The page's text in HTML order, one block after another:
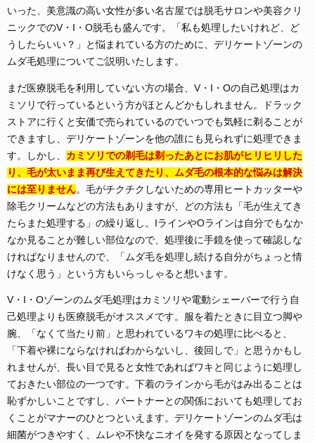
いった、美意識の高い女性が多い名古屋では脱毛サロンや美容クリ
ニックでのV・I・O脱毛も盛んです。「私も処理したいけれど、ど
うしたらいい？」と悩まれている方のために、デリケートゾーンの
ムダ毛処理についてご説明いたします。
まだ医療脱毛を利用していない方の場合、V・I・Oの自己処理はカ
ミソリで行っているという方がほとんどかもしれません。ドラック
ストアに行くと安価で売られているのでいつでも気軽に剃ることが
できますし、デリケートゾーンを他の誰にも見られずに処理できま
す。しかし、 カミソリでの剃毛は剃ったあとにお肌がヒリヒリした
り、毛が太いまま再び生えてきたり、ムダ毛の根本的な悩みは解決
には至りません。毛がチクチクしないための専用ヒートカッターや
除毛クリームなどの方法もありますが、どの方法も「毛が生えてき
たらまた処理する」の繰り返し。IラインやOラインは自分でもなか
なか見ることが難しい部位なので、処理後に手鏡を使って確認しな
ければなりませんので、「ムダ毛を処理し続ける自分がちょっと情
けなく思う」という方もいらっしゃると想います。
V・I・Oゾーンのムダ毛処理はカミソリや電動シェーバーで行う自
己処理よりも医療脱毛がオススメです。服を着たときに目立つ脚や
腕、「なくて当たり前」と思われているワキの処理に比べると、
「下着や裸にならなければわからないし、後回しで」と思うかもし
れませんが、長い目で見ると女性であればワキと同じように処理し
ておきたい部位の一つです。下着のラインから毛がはみ出ることは
恥ずかしいことですし、パートナーとの関係においても処理してお
くことがマナーのひとつといえます。デリケートゾーンのムダ毛は
細菌がつきやすく、ムレや不快なニオイを発する原因となってしま